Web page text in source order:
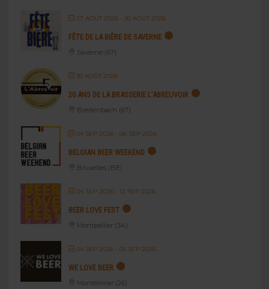
27 AOÛT 2026- 30 AOÛT 2026
FÊTE DE LA BIÈRE DE SAVERNE
Saverne (67)
30 AOÛT 2026
20 ANS DE LA BRASSERIE L’ABREUVOIR
Breitenbach (67)
04 SEP 2026- 06 SEP 2026
BELGIAN BEER WEEKEND
Bruxelles (BE)
04 SEP 2026- 12 SEP 2026
BEER LOVE FEST
Montpellier (34)
04 SEP 2026- 05 SEP 2026
WE LOVE BEER
Montélimar (26)